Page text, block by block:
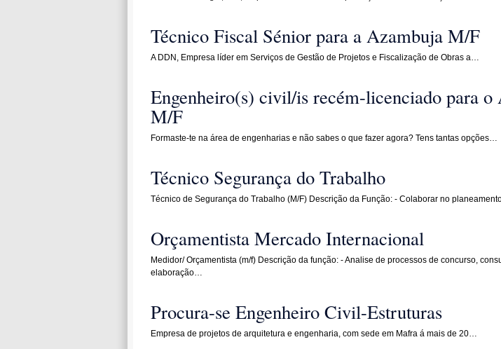
Técnico Fiscal Sénior para a Azambuja M/F
A DDN, Empresa líder em Serviços de Gestão de Projetos e Fiscalização de Obras a…
Engenheiro(s) civil/is recém-licenciado para o
M/F
Formaste-te na área de engenharias e não sabes o que fazer agora? Tens tantas opções…
Técnico Segurança do Trabalho
Técnico de Segurança do Trabalho (M/F) Descrição da Função: - Colaborar no
Orçamentista Mercado Internacional
Medidor/ Orçamentista (m/f) Descrição da função: - Analise de processos de concurso,
elaboração…
Procura-se Engenheiro Civil-Estruturas
Empresa de projetos de arquitetura e engenharia, com sede em Mafra á mais de 20…